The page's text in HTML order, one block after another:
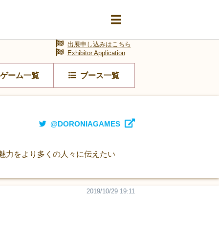
ゲーム一覧 ブース一覧
出展申し込みはこちら
Exhibitor Application
@DORONIAGAMES
力をより多くの人々に伝えたい
2019/10/29 19:11